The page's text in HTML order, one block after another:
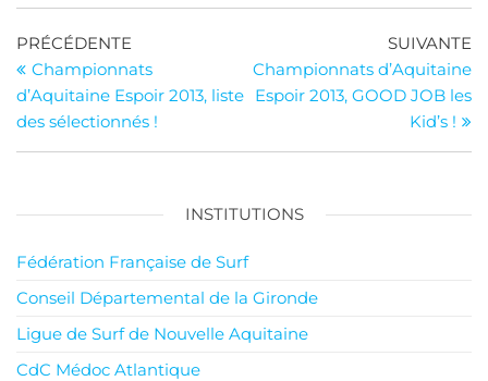
Navigation
de
l’article
Article
précédent
PRÉCÉDENTE
Championnats
d’Aquitaine Espoir 2013, liste
des sélectionnés !
SUIVANTE
Championnats d’Aquitaine
Espoir 2013, GOOD JOB les
Kid’s !
INSTITUTIONS
Fédération Française de Surf
Conseil Départemental de la Gironde
Ligue de Surf de Nouvelle Aquitaine
CdC Médoc Atlantique